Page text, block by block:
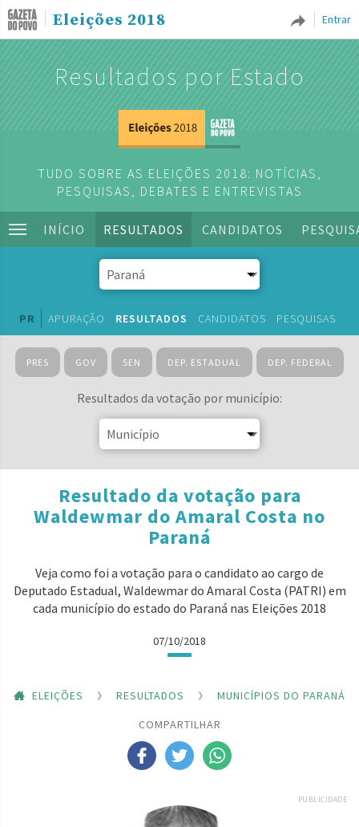
Entrar
Eleições 2018
Resultados por Estado
TUDO SOBRE AS ELEIÇÕES 2018: NOTÍCIAS,
PESQUISAS, DEBATES E ENTREVISTAS
INÍCIO RESULTADOS CANDIDATOS
PR APURAÇÃO RESULTADOS CANDIDATOS PESQUISAS
PRES GOV SEN DEP. ESTADUAL DEP. FEDERAL
Resultados da votação por município:
Resultado da votação para
Waldewmar do Amaral Costa no
Paraná
Veja como foi a votação para o candidato ao cargo de
Deputado Estadual, Waldewmar do Amaral Costa (PATRI) em
cada município do estado do Paraná nas Eleições 2018
07/10/2018
ELEIÇÕES RESULTADOS
MUNICÍPIOS DO PARANÁ
COMPARTILHAR
PUBLICIDADE